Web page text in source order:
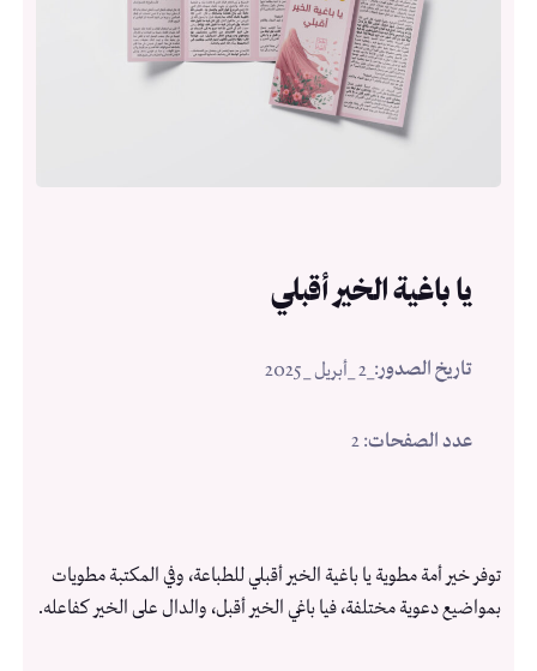
يا باغية الخير أقبلي
تاريخ الصدور: _2 _أبريل _2025
عدد الصفحات: 2
توفر خير أمة مطوية يا باغية الخير أقبلي للطباعة، وفي المكتبة مطويات
بمواضيع دعوية مختلفة، فيا باغي الخير أقبل، والدال على الخير كفاعله.